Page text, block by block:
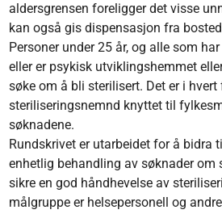
aldersgrensen foreligger det visse
kan også gis dispensasjon fra
Personer under 25 år, og alle som
eller er psykisk utviklingshemmet
søke om å bli sterilisert. Det er i hvert
steriliseringsnemnd knyttet til
søknadene.
Rundskrivet er utarbeidet for å bidra
enhetlig behandling av søknader om
sikre en god håndhevelse av
målgruppe er helsepersonell og